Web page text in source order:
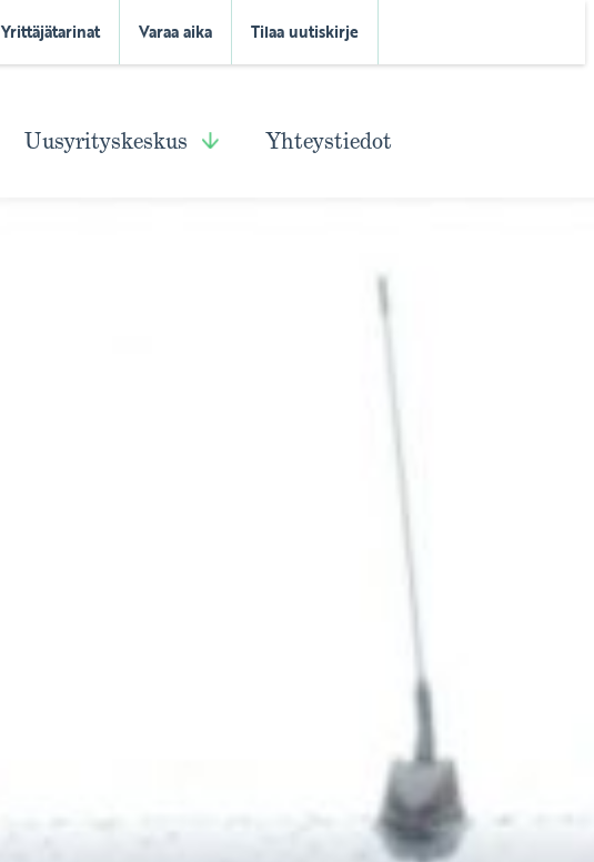
Yrittäjätarinat Varaa aika Tilaa uutiskirje
Uusyrityskeskus Yhteystiedot